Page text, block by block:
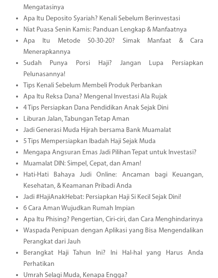
Mengatasinya
Apa Itu Deposito Syariah? Kenali Sebelum Berinvestasi
Niat Puasa Senin Kamis: Panduan Lengkap & Manfaatnya
Apa Itu Metode 50-30-20? Simak Manfaat & Cara
Menerapkannya
Sudah Punya Porsi Haji? Jangan Lupa Persiapkan
Pelunasannya!
Tips Kenali Sebelum Membeli Produk Perbankan
Apa Itu Reksa Dana? Mengenal Investasi Ala Rujak
4 Tips Persiapkan Dana Pendidikan Anak Sejak Dini
Liburan Jalan, Tabungan Tetap Aman
Jadi Generasi Muda Hijrah bersama Bank Muamalat
5 Tips Mempersiapkan Ibadah Haji Sejak Muda
Mengapa Angsuran Emas Jadi Pilihan Tepat untuk Investasi?
Muamalat DIN: Simpel, Cepat, dan Aman!
Hati-Hati Bahaya Judi Online: Ancaman bagi Keuangan,
Kesehatan, & Keamanan Pribadi Anda
Jadi #HajiAnakHebat: Persiapkan Haji Si Kecil Sejak Dini!
6 Cara Aman Wujudkan Rumah Impian
Apa Itu Phising? Pengertian, Ciri-ciri, dan Cara Menghindarinya
Waspada Penipuan dengan Aplikasi yang Bisa Mengendalikan
Perangkat dari Jauh
Berangkat Haji Tahun Ini? Ini Hal-hal yang Harus Anda
Perhatikan
Umrah Selagi Muda, Kenapa Engga?